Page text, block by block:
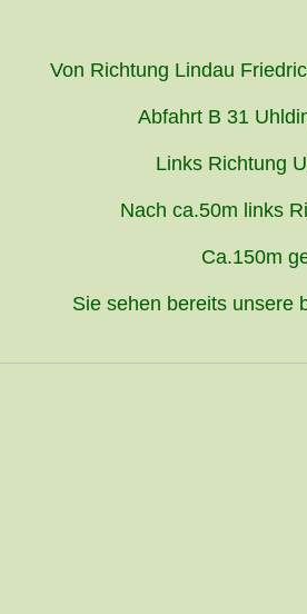
Von Richtung Lindau
Abfahrt B 31
Links Richtung
Nach ca.50m links
Ca.150m
Sie sehen bereits unsere